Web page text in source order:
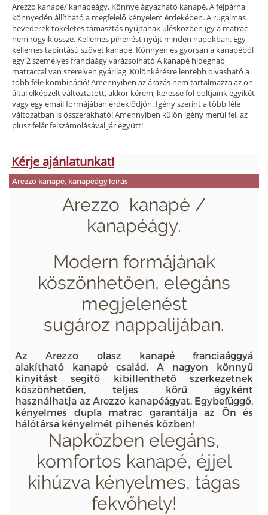
Arezzo kanapé/ kanapéágy. Könnye ágyazható kanapé. A fejpárna
könnyedén állítható a megfelelő kényelem érdekében. A rugalmas
hevederek tökéletes támasztás nyújtanak ülésközben így a matrac
nem rogyik össze. Kellemes pihenést nyújt minden napokban. Egy
kellemes tapintású szövet kanapé. Könnyen és gyorsan a kanapéból
egy 2 személyes franciaágy varázsolható A kanapé hideghab
matraccal van szerelven gyárilag. Különkérésre lentebb olvasható a
több féle kombináció! Amennyiben az árazás nem tartalmazza az ön
által elképzelt változtatott, akkor kérem, keresse föl boltjaink egyikét
vagy egy email formájában érdeklődjön. Igény szerint a több féle
változatban is összerakható! Amennyiben külön igény merül fel, az
plusz felár felszámolásával jár együtt!
Kérje ajánlatunkat!
Arezzo kanapé, kanapéágy leírás
Arezzo kanapé /
kanapéágy.
Modern formájának
köszönhetően, elegáns
megjelenést
sugároz nappalijában.
Az Arezzo olasz kanapé franciaággyá
alakítható kanapé család. A nagyon könnyű
kinyitást segítő kibillenthető szerkezetnek
köszönhetően, teljes körű ágyként
használhatja az Arezzo kanapéágyat. Egybefüggő,
kényelmes dupla matrac garantálja az Ön és
hálótársa kényelmét pihenés közben!
Napközben elegáns,
komfortos kanapé, éjjel
kihúzva kényelmes, tágas
fekvőhely!